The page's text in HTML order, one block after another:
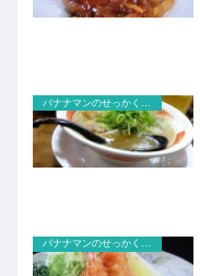
バナナマンのせっかくグルメ